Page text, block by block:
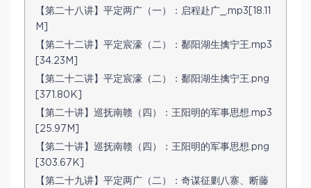
【第二十八讲】平定两广（一）：启程赴广_.mp3[18.11
M]
【第二十二讲】平定宸濠（二）：鄱阳湖生擒宁王.mp3
[34.23M]
【第二十二讲】平定宸濠（二）：鄱阳湖生擒宁王.png
[371.80K]
【第二十讲】巡抚南赣（四）：王阳明的军事思想.mp3
[25.97M]
【第二十讲】巡抚南赣（四）：王阳明的军事思想.png
[303.67K]
【第二十九讲】平定两广（二）：奇谋征剿八寨、断藤